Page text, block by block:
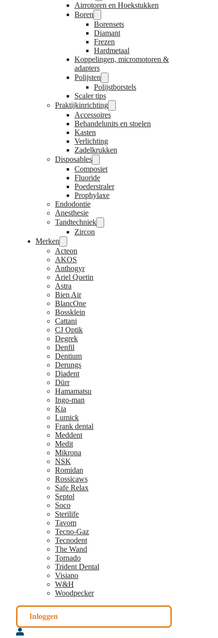
Airrotoren en Hoekstukken
Boren
Borensets
Diamant
Frezen
Hardmetaal
Koppelingen, micromotoren &
adapters
Polijsten
Polijstborstels
Scaler tips
Praktijkinrichting
Accessoires
Behandelunits en stoelen
Kasten
Verlichting
Zadelkrukken
Disposables
Composiet
Fluoride
Poederstraler
Prophylaxe
Endodontie
Anesthesie
Tandtechniek
Zircon
Merken
Acteon
AKOS
Anthogyr
Ariel Quetin
Astra
Bien Air
BlancOne
Bossklein
Cattani
CJ Optik
Degrek
Denfil
Dentium
Derungs
Diadent
Dürr
Hamamatsu
Ingo-man
Kia
Lumick
Frank dental
Meddent
Medit
Mikrona
NSK
Romidan
Rossicaws
Safe Relax
Septol
Soco
Sterilife
Tavom
Tecno-Gaz
Tecnodent
The Wand
Tornado
Trident Dental
Visiano
W&H
Woodpecker
Inloggen